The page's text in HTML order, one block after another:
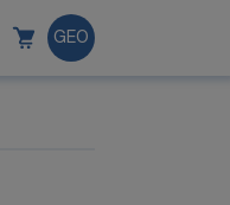
GEO